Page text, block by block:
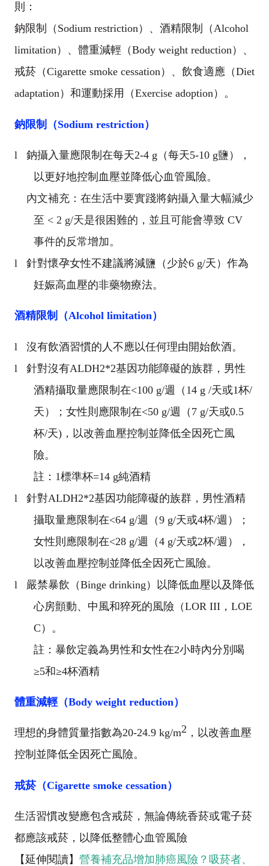
則：
鈉限制（ Sodium restriction）、酒精限制（Alcohol
limitation）、體重減輕（Body weight reduction）、
戒菸（Cigarette smoke cessation）、飲食適應（Diet
adaptation）和運動採用（Exercise adoption）。
鈉限制（Sodium restriction）
l 鈉攝入量應限制在每天2-4 g （每天5-10 g鹽），
以更好地控制血壓並降低心血管風險。
內文補充： 在生活中要實踐將鈉攝入量大幅減少
至 < 2 g/天是很困難的，並且可能會導致 CV
事件的反常增加。
l
針對懷孕女性不建議將減鹽（少於6 g/天）作為
妊娠高血壓的非藥物療法。
酒精限制（Alcohol limitation）
l
沒有飲酒習慣的人不應以任何理由開始飲酒。
l
針對沒有ALDH2*2基因功能障礙的族群，男性
酒精攝取量應限制在<100 g/週（ 14 g /天或1杯/
天）；女性則應限制在<50 g/週（ 7 g/天或0.5
杯/天) ，以改善血壓控制並降低全因死亡風
險。
註： 1標準杯=14 g純酒精
l
針對ALDH2*2基因功能障礙的族群，男性酒精
攝取量應限制在<64 g/週（9 g/天或4杯/週）；
女性則應限制在<28 g/週（4 g/天或2杯/週），
以改善血壓控制並降低全因死亡風險。
l
嚴禁暴飲（Binge drinking ）以降低血壓以及降低
心房顫動、中風和猝死的風險（LOR III ， LOE
C ）。
註：暴飲定義為男性和女性在2小時內分別喝
≥5和≥4杯酒精
體重減輕（Body weight reduction）
理想的身體質量指數為20-24.9 kg/m2 ，以改善血壓
控制並降低全因死亡風險。
戒菸（Cigarette smoke cessation）
生活習慣改變應包含戒菸，無論傳統香菸或電子菸
都應該戒菸，以降低整體心血管風險
【延伸閱讀】 營養補充品增加肺癌風險？吸菸者、